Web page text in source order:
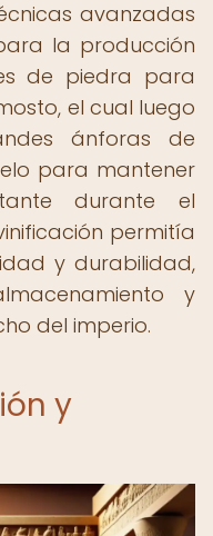
avanzadas
la producción
de piedra para
el cual luego
ánforas de
para mantener
durante el
permitía
y durabilidad,
y
del imperio.
y